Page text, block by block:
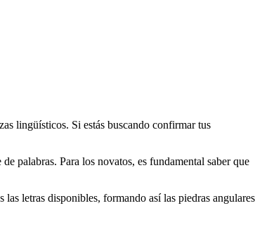
lingüísticos. Si estás buscando confirmar tus
palabras. Para los novatos, es fundamental saber que
las letras disponibles, formando así las piedras angulares